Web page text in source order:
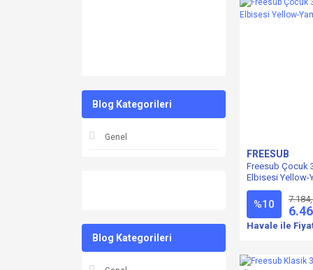
Blog Kategorileri
Genel
Blog Kategorileri
FREESUB
Freesub Çocuk
Elbisesi Yellow-
%10
Havale ile